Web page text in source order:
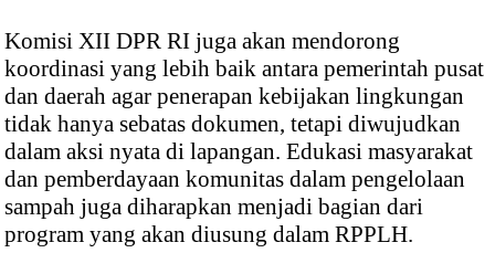
Komisi XII DPR RI juga akan mendorong
koordinasi yang lebih baik antara pemerintah pusat
dan daerah agar penerapan kebijakan lingkungan
tidak hanya sebatas dokumen, tetapi diwujudkan
dalam aksi nyata di lapangan. Edukasi masyarakat
dan pemberdayaan komunitas dalam pengelolaan
sampah juga diharapkan menjadi bagian dari
program yang akan diusung dalam RPPLH.